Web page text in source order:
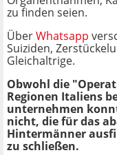
zu finden seien.
ÜberWhatsapp
Suiziden,
Gleichaltrige.
Obwohl die
Regionen Italiens
unternehmen
nicht, die für das
Hintermänner
zu schließen.